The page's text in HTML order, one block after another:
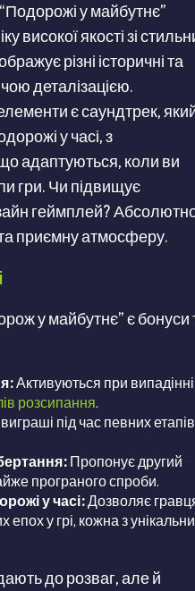
у майбутнє”
високої якості зі
різні історичні та
деталізацією.
є саундтрек,
у часі, з
адаптуються, коли ви
гри. Чи підвищує
геймплей?
приємну атмосферу.
у майбутнє” є бонуси
Активуються при випадінні
розсипання.
під час певних етапів
Пропонує другий
програного спроби.
у часі:Дозволяє
епох у грі, кожна з
до розваг, але й